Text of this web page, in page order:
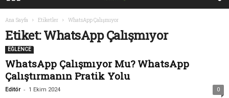
Ana Sayfa Etiketler WhatsApp Çalışmıyor
Etiket: WhatsApp Çalışmıyor
EĞLENCE
WhatsApp Çalışmıyor Mu? WhatsApp
Çalıştırmanın Pratik Yolu
Editör - 1 Ekim 2024 0